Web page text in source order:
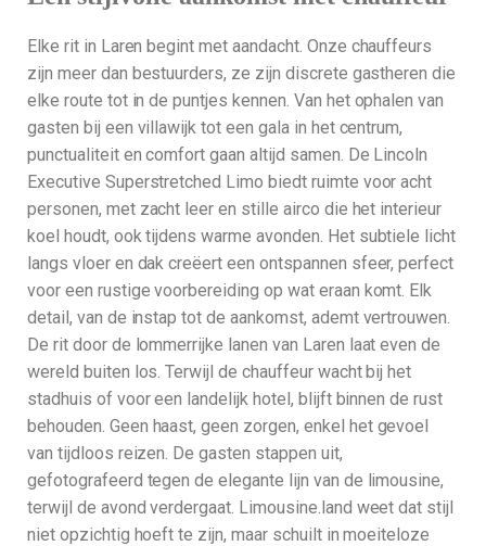
Elke rit in Laren begint met aandacht. Onze chauffeurs
zijn meer dan bestuurders, ze zijn discrete gastheren die
elke route tot in de puntjes kennen. Van het ophalen van
gasten bij een villawijk tot een gala in het centrum,
punctualiteit en comfort gaan altijd samen. De Lincoln
Executive Superstretched Limo biedt ruimte voor acht
personen, met zacht leer en stille airco die het interieur
koel houdt, ook tijdens warme avonden. Het subtiele licht
langs vloer en dak creëert een ontspannen sfeer, perfect
voor een rustige voorbereiding op wat eraan komt. Elk
detail, van de instap tot de aankomst, ademt vertrouwen.
De rit door de lommerrijke lanen van Laren laat even de
wereld buiten los. Terwijl de chauffeur wacht bij het
stadhuis of voor een landelijk hotel, blijft binnen de rust
behouden. Geen haast, geen zorgen, enkel het gevoel
van tijdloos reizen. De gasten stappen uit,
gefotografeerd tegen de elegante lijn van de limousine,
terwijl de avond verdergaat. Limousine.land weet dat stijl
niet opzichtig hoeft te zijn, maar schuilt in moeiteloze